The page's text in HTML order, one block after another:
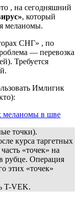
, на сегодняшний
, который
меланомы.
СНГ» , по
— перевозка
Требуется
Имлигик
точки).
курса таргетных
«точек» на
рубце. Операция
этих «точек»
T-VEK.